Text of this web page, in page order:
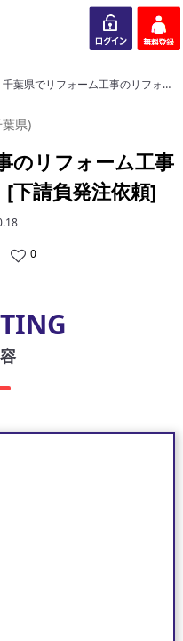
ログイン 会員登録
千葉県でリフォーム工事のリフォーム工事一式の協力業者募集！[下請負発注依頼]
県)
のリフォーム工事
下請負発注依頼]
0